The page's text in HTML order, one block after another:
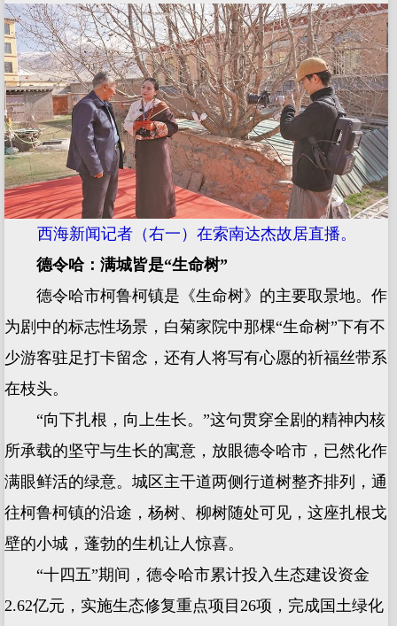
西海新闻记者（右一）在索南达杰故居直播。
德令哈：满城皆是“生命树”
德令哈市柯鲁柯镇是《生命树》的主要取景地。作
为剧中的标志性场景，白菊家院中那棵“生命树”下有不
少游客驻足打卡留念，还有人将写有心愿的祈福丝带系
在枝头。
“向下扎根，向上生长。”这句贯穿全剧的精神内核
所承载的坚守与生长的寓意，放眼德令哈市，已然化作
满眼鲜活的绿意。城区主干道两侧行道树整齐排列，通
往柯鲁柯镇的沿途，杨树、柳树随处可见，这座扎根戈
壁的小城，蓬勃的生机让人惊喜。
“十四五”期间，德令哈市累计投入生态建设资金
2.62亿元，实施生态修复重点项目26项，完成国土绿化